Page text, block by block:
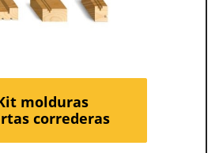
molduras
correderas